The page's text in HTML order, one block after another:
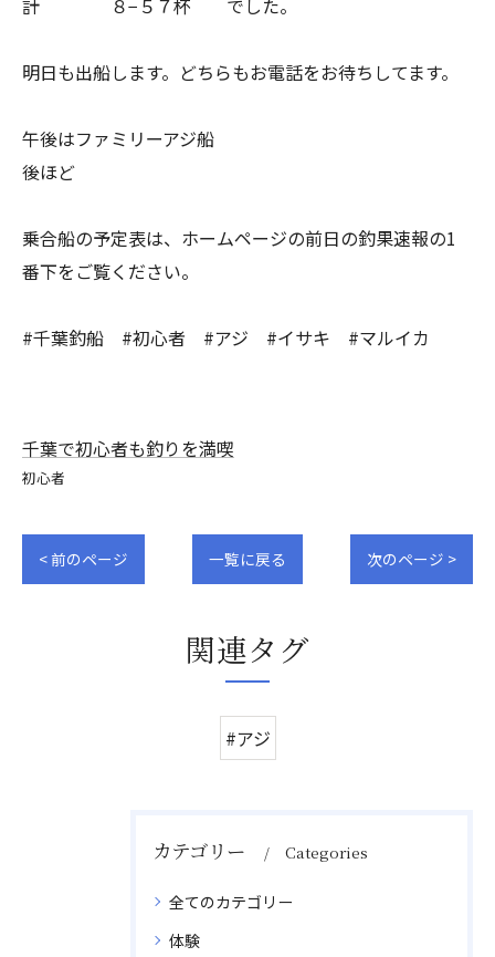
計 ８−５７杯 でした。
明日も出船します。どちらもお電話をお待ちしてます。
午後はファミリーアジ船
後ほど
乗合船の予定表は、ホームページの前日の釣果速報の1
番下をご覧ください。
#千葉釣船 #初心者 #アジ #イサキ #マルイカ
千葉で初心者も釣りを満喫
初心者
< 前のページ 一覧に戻る 次のページ >
関連タグ
#アジ
カテゴリー Categories
全てのカテゴリー
体験